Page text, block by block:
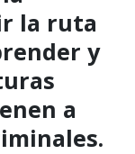
la ruta
y
a